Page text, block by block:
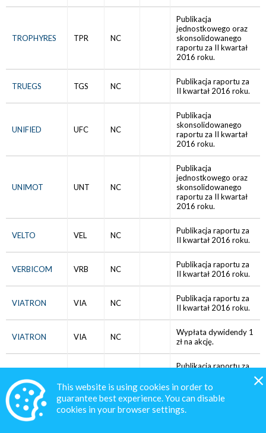
TROPHYRES TPR NC
Publikacja
jednostkowego oraz
skonsolidowanego
raportu za II kwartał
2016 roku.
TRUEGS TGS NC
Publikacja raportu za
II kwartał 2016 roku.
UNIFIED UFC NC
Publikacja
skonsolidowanego
raportu za II kwartał
2016 roku.
UNIMOT UNT NC
Publikacja
jednostkowego oraz
skonsolidowanego
raportu za II kwartał
2016 roku.
VELTO VEL NC
Publikacja raportu za
II kwartał 2016 roku.
VERBICOM VRB NC
Publikacja raportu za
II kwartał 2016 roku.
VIATRON VIA NC
Publikacja raportu za
II kwartał 2016 roku.
VIATRON VIA NC
Wypłata dywidendy 1
zł na akcję.
Publikacja raportu za
do 30.06.2016 roku.
VOOLT VLT NC
Publikacja raportu za
This website is using cookies in order to
guarantee best experience. You can disable
cookies in your browser settings.